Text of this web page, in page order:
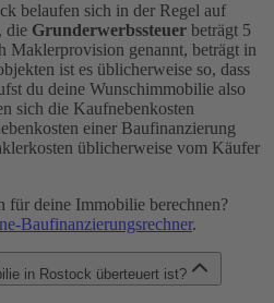
belaufen sich in der Regel auf
die Grunderwerbssteuer beträgt 5
Maklerprovision genannt, beträgt in
ist es üblicherweise so, dass
du deine Wunschimmobilie also
sich die Kaufnebenkosten
einer Baufinanzierung
üblicherweise vom Käufer
für deine Immobilie berechnen?
Baufinanzierungsrechner.
in Rostock überteuert ist?